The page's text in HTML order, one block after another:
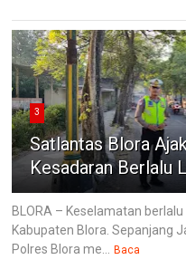
3
Satlantas Blora
Kesadaran Berlalu
BLORA – Keselamatan
Kabupaten Blora. Sepanjang
Polres Blora me...
Baca